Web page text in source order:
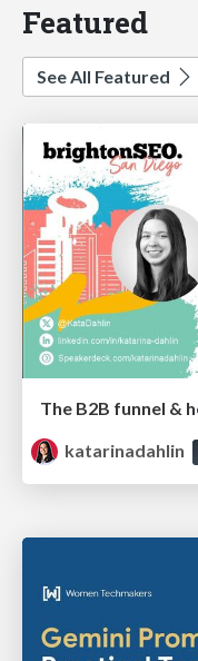
Featured
See All Featured
katarinadahlin